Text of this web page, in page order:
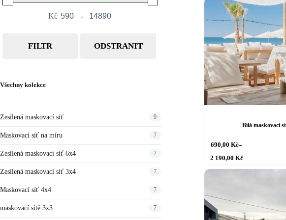
Bílá maskovací
690,00 Kč–
2 190,00 Kč
Rozpětí
cen:
690,00 Kč
Tento
více
lze
vybrat
Kč Minimum Price
-
Maximum Price
FILTR ODSTRANIT
Všechny kolekce
Zesílená maskovací síť 9
Maskovací síť na míru 7
Zesílená maskovací síť 6x4 7
Zesílená maskovací síť 3x4 7
Maskovací síť 4x4 7
maskovací sítě 3x3 7